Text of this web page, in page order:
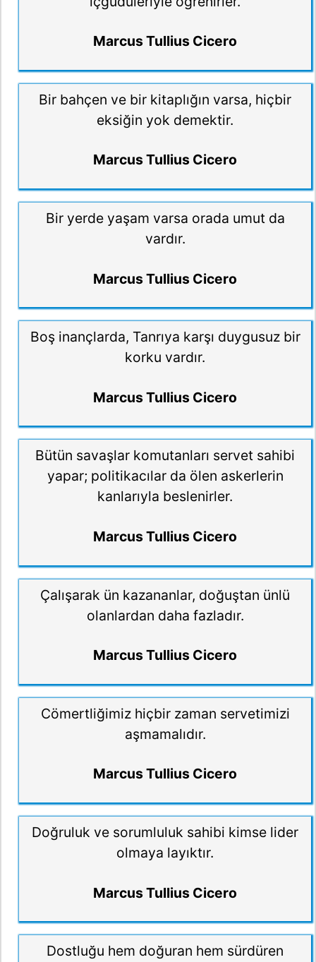
Marcus Tullius Cicero
Bir bahçen ve bir kitaplığın varsa, hiçbir
eksiğin yok demektir.
Marcus Tullius Cicero
Bir yerde yaşam varsa orada umut da
vardır.
Marcus Tullius Cicero
Boş inançlarda, Tanrıya karşı duygusuz bir
korku vardır.
Marcus Tullius Cicero
Bütün savaşlar komutanları servet sahibi
yapar; politikacılar da ölen askerlerin
kanlarıyla beslenirler.
Marcus Tullius Cicero
Çalışarak ün kazananlar, doğuştan ünlü
olanlardan daha fazladır.
Marcus Tullius Cicero
Cömertliğimiz hiçbir zaman servetimizi
aşmamalıdır.
Marcus Tullius Cicero
Doğruluk ve sorumluluk sahibi kimse lider
olmaya layıktır.
Marcus Tullius Cicero
Dostluğu hem doğuran hem sürdüren